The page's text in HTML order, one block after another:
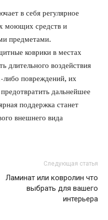
в себя регулярное
моющих средств и
предметами.
коврики в местах
длительного воздействия
либо повреждений, их
дальнейшее
поддержка станет
внешнего вида
Следующая статья
Ламинат или ковролин что
выбрать для вашего
интерьера